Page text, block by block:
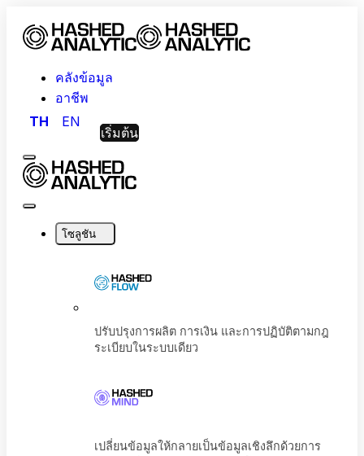
คลังข้อมูล
อาชีพ
TH
EN
เริ่มต้น
Menu
Hashed
Analytic
Close
โซลูชัน
ระเบียบในระบบเดียว